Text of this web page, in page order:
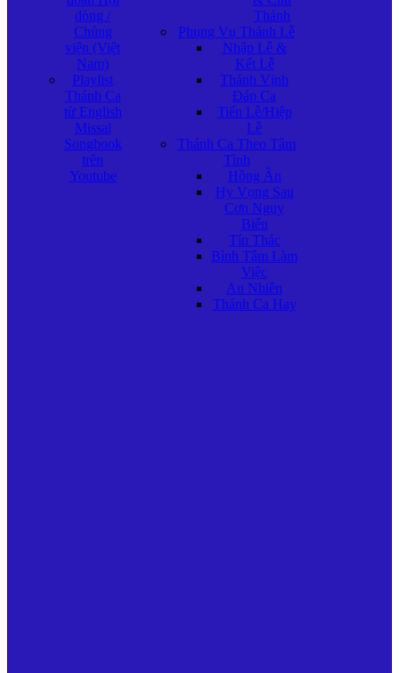
dòng /
Chủng
viện (Việt
Nam)
Playlist
Thánh Ca
từ English
Missal
Songbook
trên
Youtube
Thánh
Phụng Vụ Thánh Lễ
Nhập Lễ &
Kết Lễ
Thánh Vịnh
Đáp Ca
Tiến Lễ/Hiệp
Lễ
Thánh Ca Theo Tâm
Tình
Hồng Ân
Hy Vọng Sau
Cơn Nguy
Biến
Tín Thác
Bình Tâm Làm
Việc
An Nhiên
Thánh Ca Hay